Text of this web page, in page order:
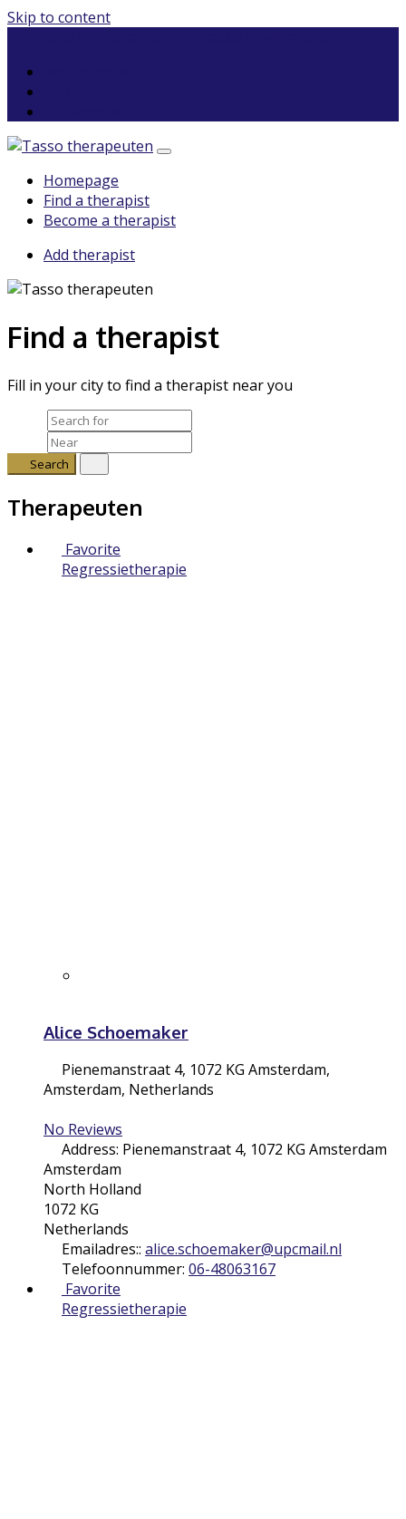
Skip to content
Homepage
Find a therapist
Become a therapist
Add therapist
Find a therapist
Fill in your city to find a therapist near you
Search
Therapeuten
Favorite
Regressietherapie
Alice Schoemaker
Pienemanstraat 4, 1072 KG Amsterdam,
Amsterdam, Netherlands
No Reviews
Address: Pienemanstraat 4, 1072 KG Amsterdam
Amsterdam
North Holland
1072 KG
Netherlands
Emailadres:: alice.schoemaker@upcmail.nl
Telefoonnummer: 06-48063167
Favorite
Regressietherapie